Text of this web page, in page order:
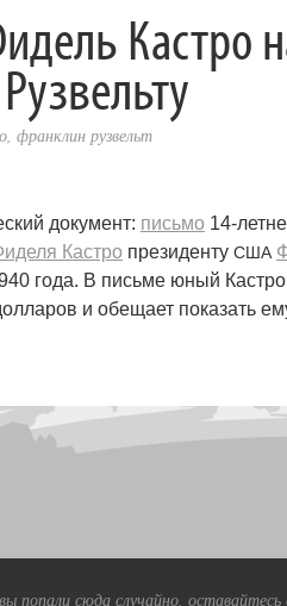
Кастро
, франклин рузвельт
документ: письмо 14-
Кастро президенту США
года. В письме юный
и обещает показать
попали сюда случайно,